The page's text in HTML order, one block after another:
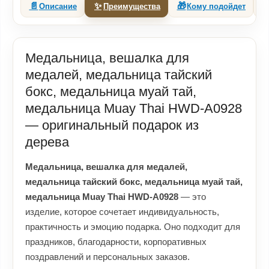
📄 Описание ✨ Преимущества 🎁Кому подойдет
Медальница, вешалка для
медалей, медальница тайский
бокс, медальница муай тай,
медальница Muay Thai HWD-A0928
— оригинальный подарок из
дерева
Медальница, вешалка для медалей,
медальница тайский бокс, медальница муай тай,
медальница Muay Thai HWD-A0928 — это
изделие, которое сочетает индивидуальность,
практичность и эмоцию подарка. Оно подходит для
праздников, благодарности, корпоративных
поздравлений и персональных заказов.